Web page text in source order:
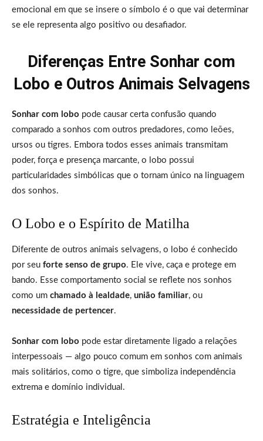
emocional em que se insere o símbolo é o que vai determinar
se ele representa algo positivo ou desafiador.
Diferenças Entre Sonhar com
Lobo e Outros Animais Selvagens
Sonhar com lobo pode causar certa confusão quando
comparado a sonhos com outros predadores, como leões,
ursos ou tigres. Embora todos esses animais transmitam
poder, força e presença marcante, o lobo possui
particularidades simbólicas que o tornam único na linguagem
dos sonhos.
O Lobo e o Espírito de Matilha
Diferente de outros animais selvagens, o lobo é conhecido
por seu forte senso de grupo. Ele vive, caça e protege em
bando. Esse comportamento social se reflete nos sonhos
como um chamado à lealdade, união familiar, ou
necessidade de pertencer.
Sonhar com lobo pode estar diretamente ligado a relações
interpessoais — algo pouco comum em sonhos com animais
mais solitários, como o tigre, que simboliza independência
extrema e domínio individual.
Estratégia e Inteligência